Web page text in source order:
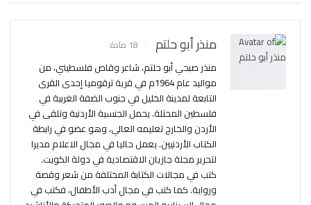
منذر أبو حلتم 18 مادة
منذر صبحي أبو حلتم، شاعر وقاص فلسطيني، من
مواليد عام 1964م في قرية ترقوميا إحدى القرى
التابعة لمدينة الخليل في جنوب الضفة الغربية في
فلسطين المحتلة. يحمل الجنسية الأردنية وتلقى في
الأردن والخارج تعليمه العالي، وهو عضو في رابطة
الكتاب الأردنيين. يعمل حاليا في مجال الاعلام مديرا
لتحرير مجلة جازيان الاقتصادية في دولة الكويت.
كتب في مجالات الكتابة المختلفة من شعر وقصة
ورواية. كما كتب في مجال أدب الأطفال، فكتب في